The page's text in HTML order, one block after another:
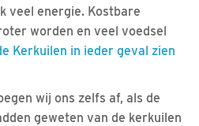
veel energie. Kostbare
worden en veel voedsel
Kerkuilen in ieder geval zien
wij ons zelfs af, als de
geweten van de kerkuilen